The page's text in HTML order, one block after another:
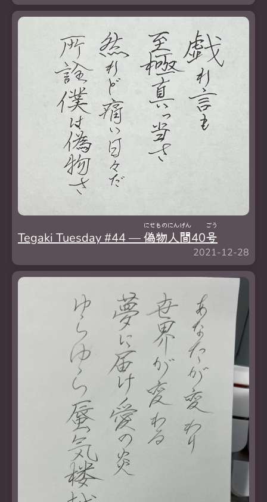
Tegaki Tuesday #44 —偽
にせ
物
もの
人
にん
間
げん
40号
ごう
2021-12-28